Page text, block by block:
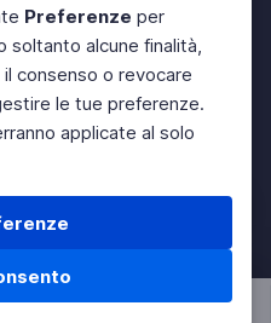
Preferenze per
soltanto alcune finalità,
consenso o revocare
le tue preferenze.
applicate al solo